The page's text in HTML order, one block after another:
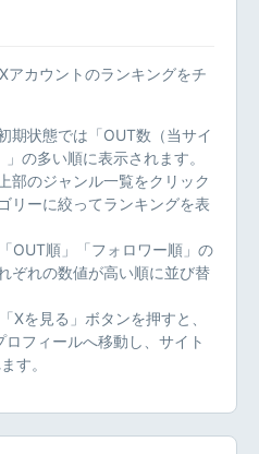
アカウントのランキングをチ
期状態では「OUT数（当サイ
の多い順に表示されます。
上部のジャンル一覧をクリック
リーに絞ってランキングを表
OUT順」「フォロワー順」の
ぞれの数値が高い順に並び替
「Xを見る」ボタンを押すと、
フィールへ移動し、サイト
す。